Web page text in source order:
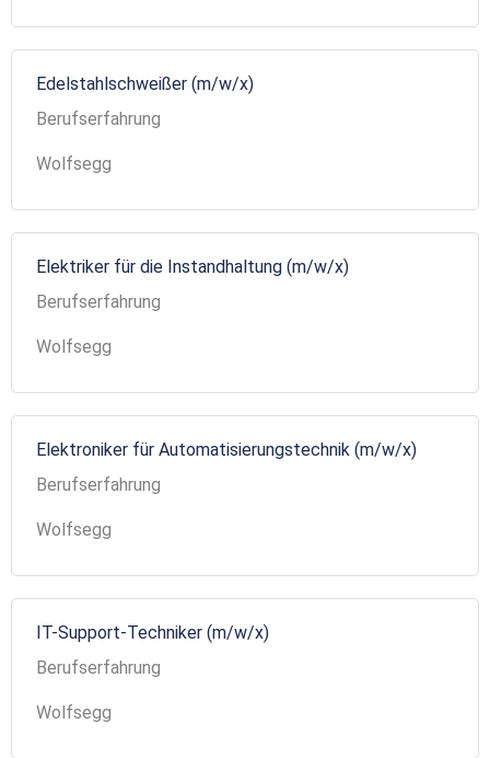
Edelstahlschweißer (m/w/x)
Berufserfahrung
Wolfsegg
Elektriker für die Instandhaltung (m/w/x)
Berufserfahrung
Wolfsegg
Elektroniker für Automatisierungstechnik (m/w/x)
Berufserfahrung
Wolfsegg
IT-Support-Techniker (m/w/x)
Berufserfahrung
Wolfsegg